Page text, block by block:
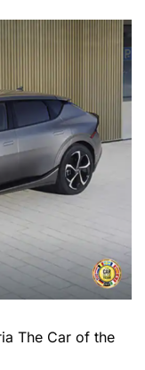
The Car of the